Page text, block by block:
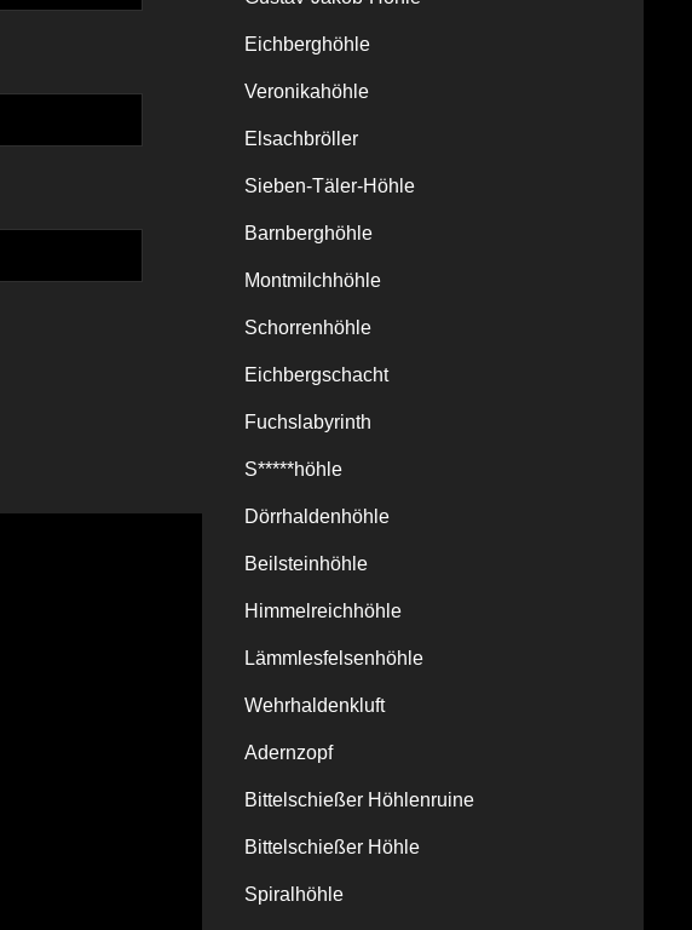
Eichberghöhle
Veronikahöhle
Elsachbröller
Sieben-Täler-Höhle
Barnberghöhle
Montmilchhöhle
Schorrenhöhle
Eichbergschacht
Fuchslabyrinth
S*****höhle
Dörrhaldenhöhle
Beilsteinhöhle
Himmelreichhöhle
Lämmlesfelsenhöhle
Wehrhaldenkluft
Adernzopf
Bittelschießer Höhlenruine
Bittelschießer Höhle
Spiralhöhle